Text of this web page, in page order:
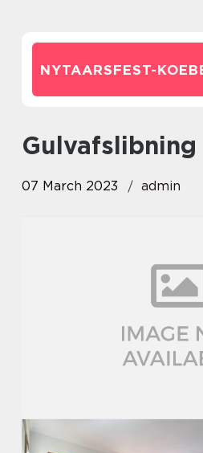
NYTAARSFEST-
07 March 2023 admin